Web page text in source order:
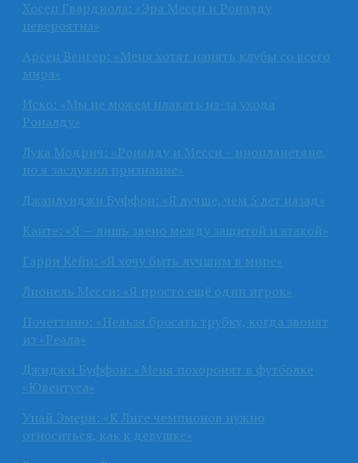
Хосеп Гвардиола: «Эра Месси и Роналду
невероятна»
Арсен Венгер: «Меня хотят нанять клубы со всего
мира»
Иско: «Мы не можем плакать из-за ухода
Роналду»
Лука Модрич: «Роналду и Месси – инопланетяне,
но я заслужил признание»
Джанлуиджи Буффон: «Я лучше, чем 5 лет назад»
Канте: «Я — лишь звено между защитой и атакой»
Гарри Кейн: «Я хочу быть лучшим в мире»
Лионель Месси: «Я просто ещё один игрок»
Почеттино: «Нельзя бросать трубку, когда звонят
из «Реала»
Джиджи Буффон: «Меня похоронят в футболке
«Ювентуса»
Унай Эмери: «К Лиге чемпионов нужно
относиться, как к девушке»